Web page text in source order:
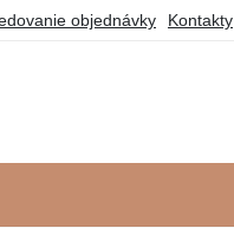
objednávky Kontakty